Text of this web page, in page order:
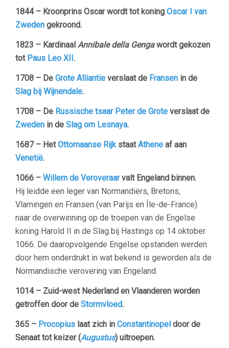
1844 – Kroonprins Oscar wordt tot koning Oscar I van
Zweden gekroond.
1823 – Kardinaal Annibale della Gengawordt gekozen
tot Paus Leo XII.
1708 – De Grote Alliantie verslaat de Fransen in de
Slag bij Wijnendale.
1708 – De Russische tsaar Peter de Grote verslaat de
Zweden in de Slag om Lesnaya.
1687 – HetOttomaanse Rijk staatAthene af aan
Venetië.
1066 – Willem de Veroveraarvalt Engeland binnen.
Hij leidde een leger van Normandiërs, Bretons,
Vlamingen en Fransen (van Parijs en Île-de-France)
naar de overwinning op de troepen van de Engelse
koning Harold II in de Slag bij Hastings op 14 oktober
1066. De daaropvolgende Engelse opstanden werden
door hem onderdrukt in wat bekend is geworden als de
Normandische verovering van Engeland.
1014 – Zuid-west Nederland en Vlaanderen worden
getroffen door de Stormvloed.
365 – Procopius laat zich in Constantinopel door de
Senaat tot keizer (Augustus) uitroepen.